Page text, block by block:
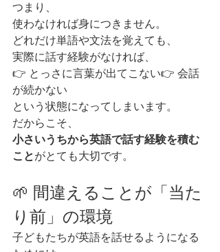
つまり、
使わなければ身につきません。
どれだけ単語や文法を覚えても、
実際に話す経験がなければ、
👉 とっさに言葉が出てこない👉 会話
が続かない
という状態になってしまいます。
だからこそ、
小さいうちから英語で話す経験を積む
ことがとても大切です。
🌱 間違えることが「当た
り前」の環境
子どもたちが英語を話せるようになる